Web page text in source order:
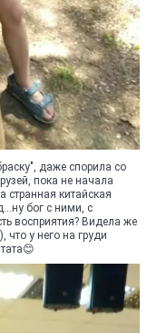
даже спорила со
пока не начала
странная китайская
бог с ними, с
восприятия? Видела же
что у него на груди